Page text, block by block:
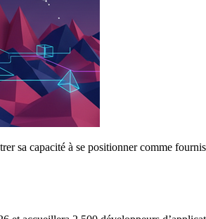
sa capacité à se positionner comme